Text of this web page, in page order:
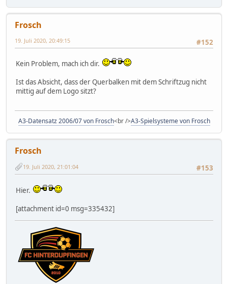
Frosch
#152
19. Juli 2020, 20:49:15
Kein Problem, mach ich dir.
Ist das Absicht, dass der Querbalken mit dem Schriftzug nicht
mittig auf dem Logo sitzt?
A3-Datensatz 2006/07 von Frosch<br />A3-Spielsysteme von Frosch
Frosch
#153
19. Juli 2020, 21:01:04
Hier.
[attachment id=0 msg=335432]